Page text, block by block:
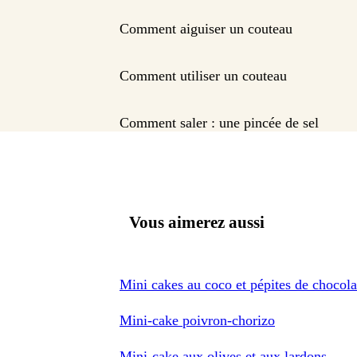
Comment aiguiser un couteau
Comment utiliser un couteau
Comment saler : une pincée de sel
Vous aimerez aussi
Mini cakes au coco et pépites de
Mini-cake poivron-chorizo